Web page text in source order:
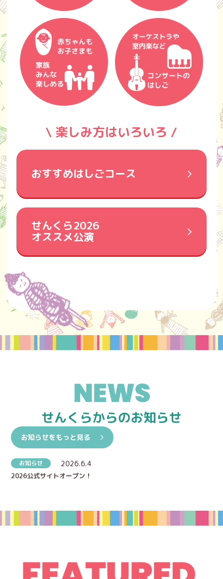
\ 楽しみ方はいろいろ /
おすすめはしごコース
せんくら2026
オススメ公演
お知らせをもっと見る
2026.6.4
お知らせ
2026公式サイトオープン！